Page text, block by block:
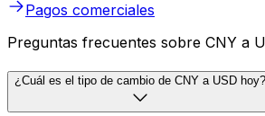
Pagos comerciales
Preguntas frecuentes sobre CNY a
¿Cuál es el tipo de cambio de CNY a USD hoy?